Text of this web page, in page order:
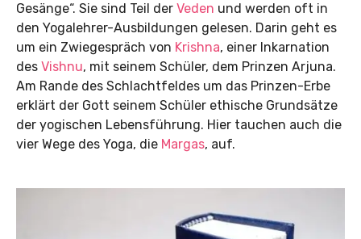
Gesänge“. Sie sind Teil der Veden und werden oft in
den Yogalehrer-Ausbildungen gelesen. Darin geht es
um ein Zwiegespräch von Krishna, einer Inkarnation
des Vishnu, mit seinem Schüler, dem Prinzen Arjuna.
Am Rande des Schlachtfeldes um das Prinzen-Erbe
erklärt der Gott seinem Schüler ethische Grundsätze
der yogischen Lebensführung. Hier tauchen auch die
vier Wege des Yoga, die Margas, auf.